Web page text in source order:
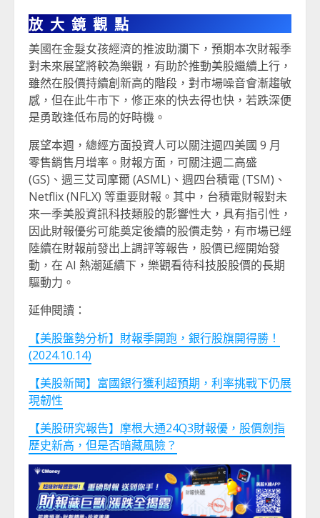
放大鏡觀點
美國在金髮女孩經濟的推波助瀾下，預期本次財報季
對未來展望將較為樂觀，有助於推動美股繼續上行，
雖然在股價持續創新高的階段，對市場噪音會漸趨敏
感，但在此牛市下，修正來的快去得也快，若跌深便
是勇敢逢低布局的好時機。
展望本週，總經方面投資人可以關注週四美國 9 月
零售銷售月增率。財報方面，可關注週二高盛
(GS)、週三艾司摩爾 (ASML)、週四台積電 (TSM)、
Netflix (NFLX) 等重要財報。其中，台積電財報對未
來一季美股資訊科技類股的影響性大，具有指引性，
因此財報優劣可能奠定後續的股價走勢，有市場已經
陸續在財報前發出上調評等報告，股價已經開始發
動，在 AI 熱潮延續下，樂觀看待科技股股價的長期
驅動力。
延伸閱讀：
【美股盤勢分析】財報季開跑，銀行股旗開得勝！
(2024.10.14)
【美股新聞】富國銀行獲利超預期，利率挑戰下仍展
現韌性
【美股研究報告】摩根大通24Q3財報優，股價劍指
歷史新高，但是否暗藏風險？